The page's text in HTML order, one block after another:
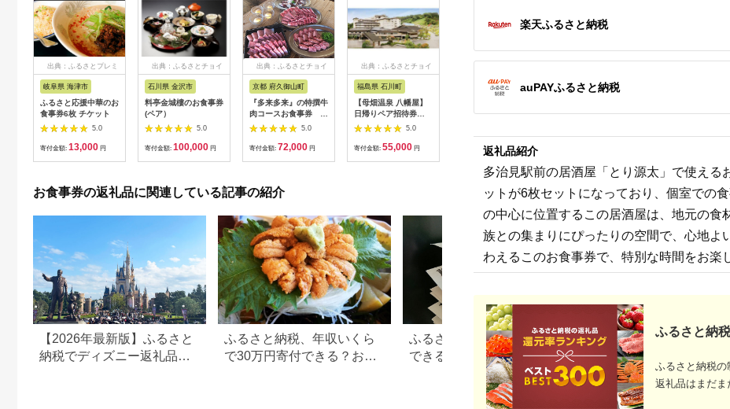
出典：ふるさとプレミ
岐阜県 海津市
ふるさと応援中華のお
食事券6枚 チケット
5.0
寄付金額: 13,000 円
出典：ふるさとチョイ
石川県 金沢市
料亭金城樓のお食事券
(ペア）
5.0
寄付金額: 100,000 円
出典：ふるさとチョイ
京都 府久御山町
『多来多来』の特撰牛
肉コースお食事券 4
名様分【1131614】
5.0
寄付金額: 72,000 円
出典：ふるさとチョイ
福島県 石川町
【母畑温泉 八幡屋】
日帰りペア招待券
【03005】
5.0
寄付金額: 55,000 円
神奈川県 川崎市
ン川崎】Terrace and
ッフェご利用券1組2
寄付金額:50,000円
東京都渋谷区
ランチセットご利用券
ト神戸ハーバー
ー券
お食事券の返礼品に関連している記事の紹介
【2026年最新版】ふるさと
納税でディズニー返礼品は
ふるさと納税、年収いくら
で30万円寄付できる？おす
ふるさと納税で15万円寄付
できる年収は？家電などお
すすめ返礼品も
【2026年】ふるさと納
100万円の寄付でもらえ
すすめ返礼品！
楽天ふるさと納税
auPAYふるさと納税
返礼品紹介
多治見駅前の居酒屋「とり源太」で使え
ットが6枚セットになっており、個室での
の中心に位置するこの居酒屋は、地元の食
族との集まりにぴったりの空間で、心地よ
わえるこのお食事券で、特別な時間をお楽
ふるさと納
ふるさと納税の
返礼品はまだま